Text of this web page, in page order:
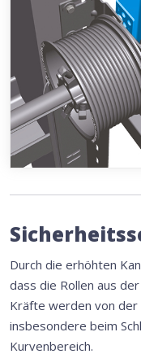
Durch die erhöhten
dass die Rollen aus
Kräfte werden von der
insbesondere beim
Kurvenbereich.